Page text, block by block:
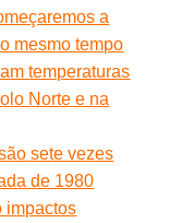
a
mesmo tempo
temperaturas
Norte e na
sete vezes
de 1980
impactos